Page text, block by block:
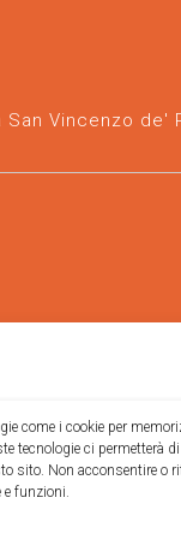
come i cookie per
tecnologie ci permetterà
sito. Non acconsentire o
e funzioni.
Vincenzo de'